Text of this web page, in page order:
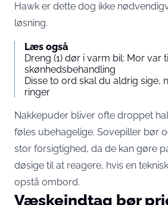
Hawk er dette dog ikke
løsning.
Læs også
Dreng (1) dør i varm bil: Mor var
skønhedsbehandling
Disse to ord skal du aldrig sige,
ringer
Nakkepuder bliver ofte droppet
føles ubehagelige. Sovepiller bør
stor forsigtighed, da de kan gøre
døsige til at reagere, hvis en
opstå ombord.
Væskeindtag bør